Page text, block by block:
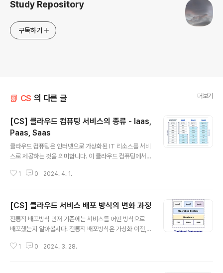
Study Repository
구독하기
📗 CS 의 다른 글 더보기
[CS] 클라우드 컴퓨팅 서비스의 종류 - Iaas,
Paas, Saas
클라우드 컴퓨팅은 인터넷으로 가상화된 IT 리소스를 서비
스로 제공하는 것을 의미합니다. 이 클라우드 컴퓨팅에서
트웨어인데요. AWS나 Azure가 대중화되면서 클라우드
영역을 다루는 꽤 광범위한 개념입니다. 그렇기 때문에 클
라우드는 분야별로 나누어서 이해하는 것이 좋습니다. Iaa
S, PaaS, SaaS IaaS(Infrastructure as a Service) :
소스를 가상화하여 제공하는 클라우드 서비스. Node.js,
1 0 2024. 4. 1.
[CS] 클라우드 서비스 배포 방식의 변화 과정
전통적 배포방식 먼저 기존에는 서비스를 어떤 방식으로
배포했는지 알아봅시다. 전통적 배포방식은 가상화 이전,
한 대에 하나의 OS를 깔고 여러가지 프로그램을 설치하는
1 0 2024. 3. 28.